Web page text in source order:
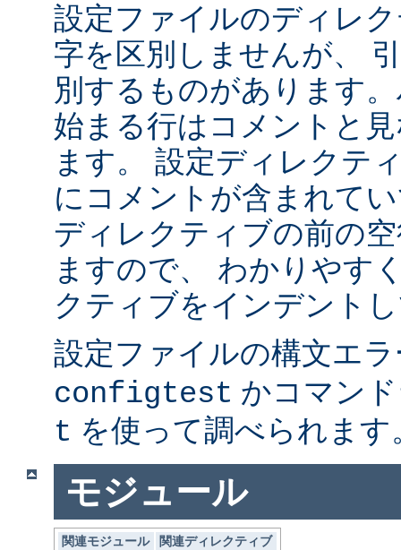
設定ファイルのディレ
字を区別しませんが、
別するものがあります
始まる行はコメントと
ます。 設定ディレクテ
にコメントが含まれて
ディレクティブの前の
ますので、 わかりやす
クティブをインデント
設定ファイルの構文エ
configtest かコマン
t を使って調べられます
モジュール
関連モジュール
関連ディレクティブ